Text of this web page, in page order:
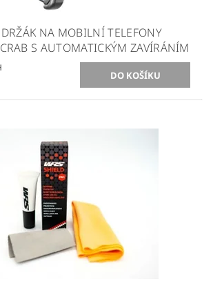
NA MOBILNÍ TELEFONY
S AUTOMATICKÝM ZAVÍRÁNÍM